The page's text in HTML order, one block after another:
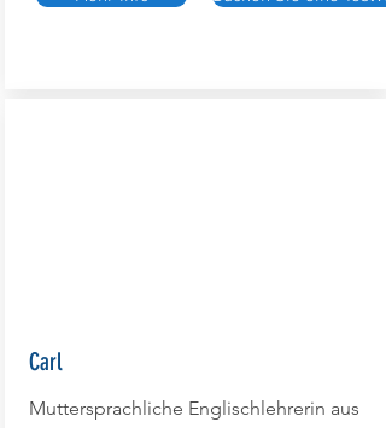
Carl
Muttersprachliche Englischlehrerin aus